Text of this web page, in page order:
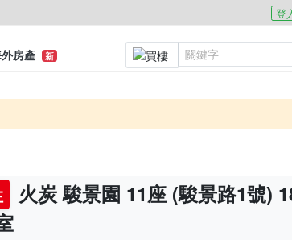
登
房產 新
火炭 駿景園 11座 (駿景路1號)